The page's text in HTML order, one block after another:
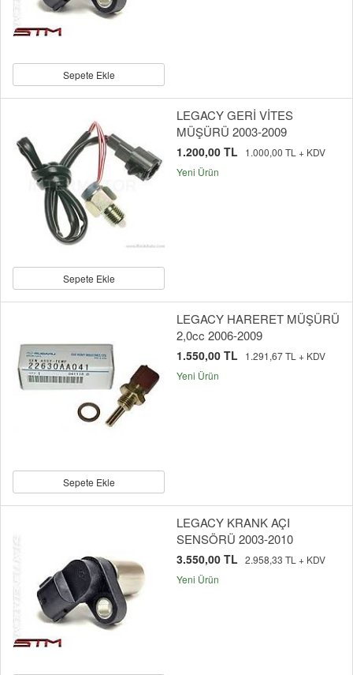
Sepete Ekle
Sepete Ekle
LEGACY GERİ VİTES
MÜŞÜRÜ 2003-2009
1.200,00 TL
1.000,00 TL + KDV
Yeni Ürün
Sepete Ekle
LEGACY HARERET MÜŞÜRÜ
2,0cc 2006-2009
1.550,00 TL
1.291,67 TL + KDV
Yeni Ürün
LEGACY KRANK AÇI
SENSÖRÜ 2003-2010
3.550,00 TL 2.958,33 TL + KDV
Yeni Ürün